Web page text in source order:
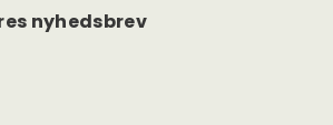
nyhedsbrev